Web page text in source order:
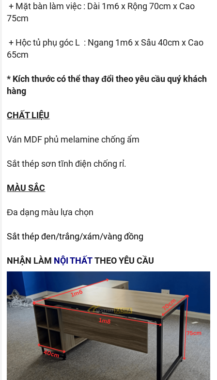
+ Mặt bàn làm việc : Dài 1m6 x Rộng 70cm x Cao
75cm
+ Hộc tủ phụ góc L : Ngang 1m6 x Sâu 40cm x Cao
65cm
* Kích thước có thể thay đổi theo yêu cầu quý khách
hàng
CHẤT LIỆU
Ván MDF phủ melamine chống ẩm
Sắt thép sơn tĩnh điện chống rỉ.
MÀU SẮC
Đa dạng màu lựa chọn
Sắt thép đen/trắng/xám/vàng đồng
NHẬN LÀM NỘI THẤTTHEO YÊU CẦU